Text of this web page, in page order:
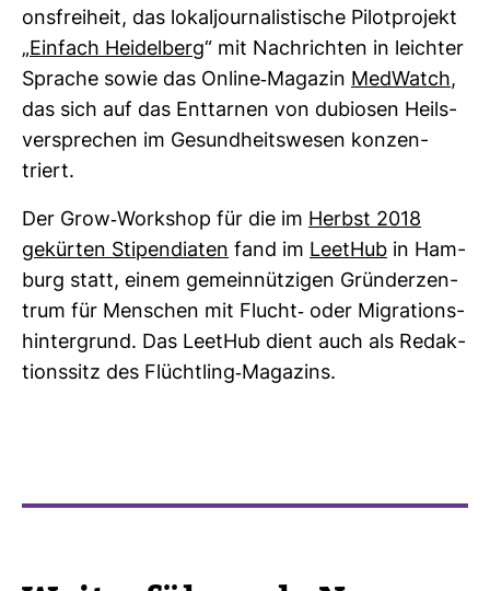
ons­frei­heit, das lokal­jour­na­lis­ti­sche Pilot­pro­jekt
„Ein­fach Hei­del­berg“ mit Nach­richten in leichter
Sprache sowie das Online-​Magazin Med­Watch,
das sich auf das Ent­tarnen von dubiosen Heils­
ver­spre­chen im Gesund­heits­wesen kon­zen­
triert.
Der Grow-​Work­shop für die im Herbst 2018
gekürten Sti­pen­diaten fand im LeetHub in Ham­
burg statt, einem gemein­nüt­zigen Grün­der­zen­
trum für Men­schen mit Flucht-​ oder Migra­ti­ons­
hin­ter­grund. Das LeetHub dient auch als Redak­
ti­ons­sitz des Flücht­ling-​Maga­zins.